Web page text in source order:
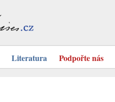
Literatura Podpořte nás